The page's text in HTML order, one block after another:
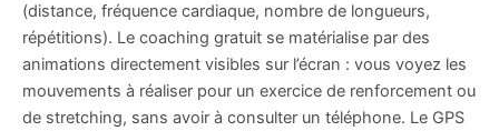
(distance, fréquence cardiaque, nombre de longueurs,
répétitions). Le coaching gratuit se matérialise par des
animations directement visibles sur l’écran : vous voyez les
mouvements à réaliser pour un exercice de renforcement ou
de stretching, sans avoir à consulter un téléphone. Le GPS